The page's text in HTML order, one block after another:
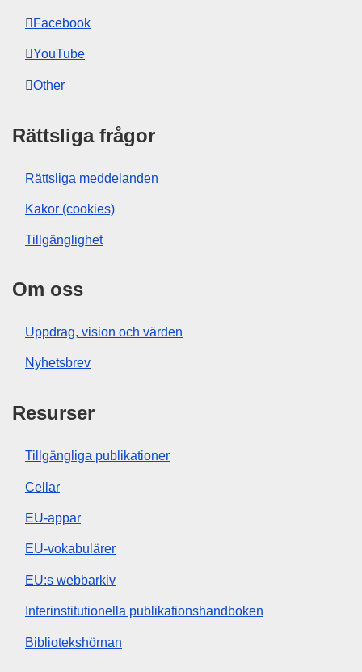
Facebook
YouTube
Other
Rättsliga frågor
Rättsliga meddelanden
Kakor (cookies)
Tillgänglighet
Om oss
Uppdrag, vision och värden
Nyhetsbrev
Resurser
Tillgängliga publikationer
Cellar
EU-appar
EU-vokabulärer
EU:s webbarkiv
Interinstitutionella publikationshandboken
Bibliotekshörnan